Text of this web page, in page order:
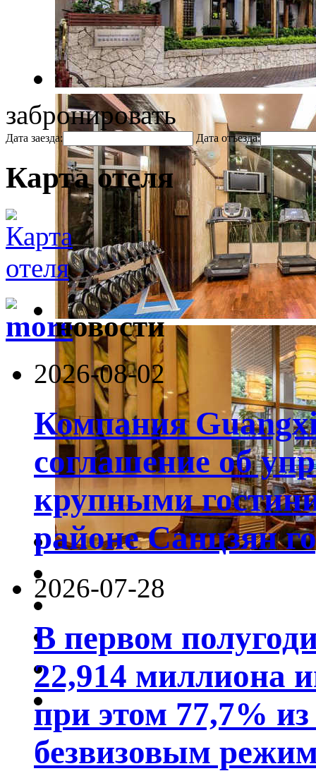
забронировать
Дата заезда: Дата отъезда:
Карта отеля
новости
2026-08-02
Компания
соглашение об
крупными
районе Санцзян
2026-07-28
В первом
22,914 миллиона
при этом 77,7%
безвизовым